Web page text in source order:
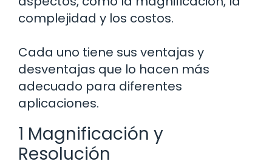
complejidad y los costos.
Cada uno tiene sus ventajas y
desventajas que lo hacen más
adecuado para diferentes
aplicaciones.
1 Magnificación y
Resolución